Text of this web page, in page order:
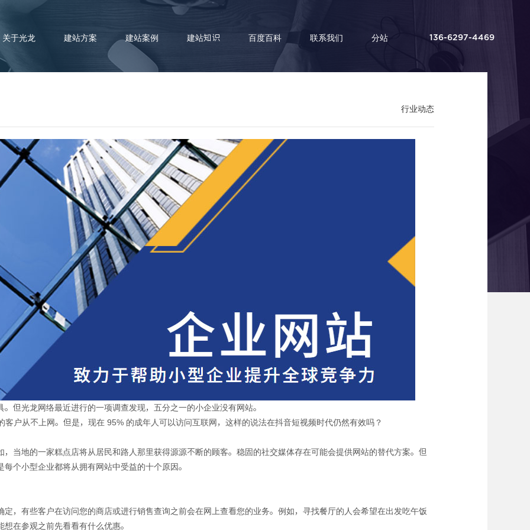
关于光龙 建站方案 建站案例 建站知识 百度百科 联系我们 分站 136-6297-4469
网站对于中小型企业来说是必不可少的吗？
行业动态
但光龙网络最近进行的一项调查发现，五分之一的小企业没有网站。
客户从不上网。但是，现在 95% 的成年人可以访问互联网，这样的说法在抖音短视频时代仍然有效吗？
当地的一家糕点店将从居民和路人那里获得源源不断的顾客。稳固的社交媒体存在可能会提供网站的替代方案。但
个小型企业都将从拥有网站中受益的十个原因。
，有些客户在访问您的商店或进行销售查询之前会在网上查看您的业务。例如，寻找餐厅的人会希望在出发吃午饭
在参观之前先看看有什么优惠。